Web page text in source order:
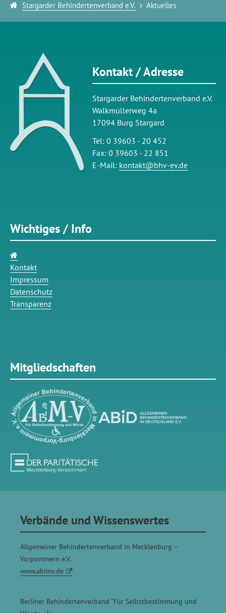
Stargarder Behindertenverband e.V. Aktuelles
Kontakt / Adresse
Stargarder Behindertenverband e.V.
Walkmüllerweg 4a
17094 Burg Stargard
Tel: 0 39603 - 20 452
Fax: 0 39603 - 22 851
E-Mail: kontakt@bhv-ev.de
Wichtiges / Info
Navigation
überspringen
Kontakt
Impressum
Datenschutz
Transparenz
Mitgliedschaften
Verbände und Wissenswertes
Allgemeiner Behindertenverband in Mecklenburg –
Vorpommern e.V.
www.abimv.de
Berliner Behindertenverband "Für Selbstbestimmung und